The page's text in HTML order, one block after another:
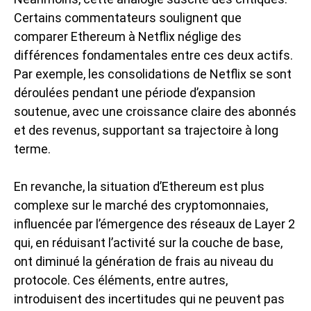
Certains commentateurs soulignent que
comparer Ethereum à Netflix néglige des
différences fondamentales entre ces deux actifs.
Par exemple, les consolidations de Netflix se sont
déroulées pendant une période d’expansion
soutenue, avec une croissance claire des abonnés
et des revenus, supportant sa trajectoire à long
terme.
En revanche, la situation d’Ethereum est plus
complexe sur le marché des cryptomonnaies,
influencée par l’émergence des réseaux de Layer 2
qui, en réduisant l’activité sur la couche de base,
ont diminué la génération de frais au niveau du
protocole. Ces éléments, entre autres,
introduisent des incertitudes qui ne peuvent pas